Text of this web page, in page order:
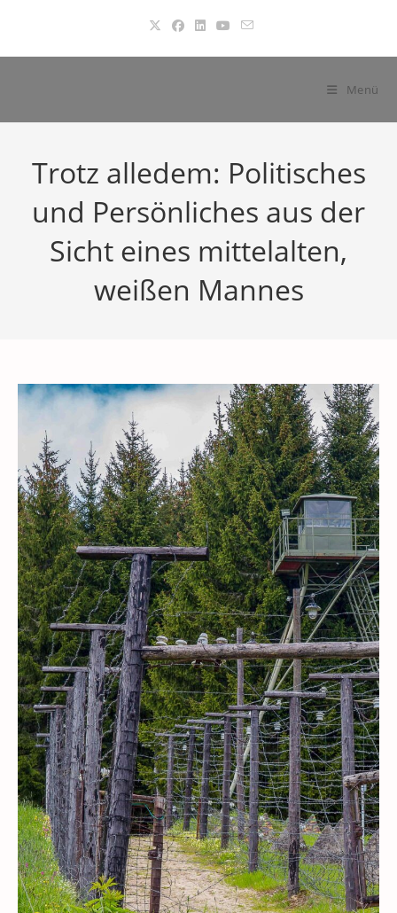
springen
Menü
Trotz alledem: Politisches
und Persönliches aus der
Sicht eines mittelalten,
weißen Mannes